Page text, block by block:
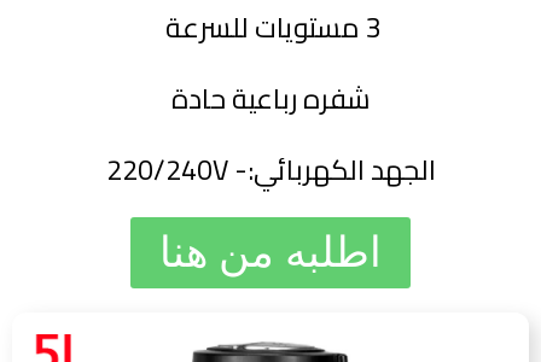
3 مستويات للسرعة
شفره رباعية حادة
الجهد الكهربائي:- 220/240V
اطلبه من هنا